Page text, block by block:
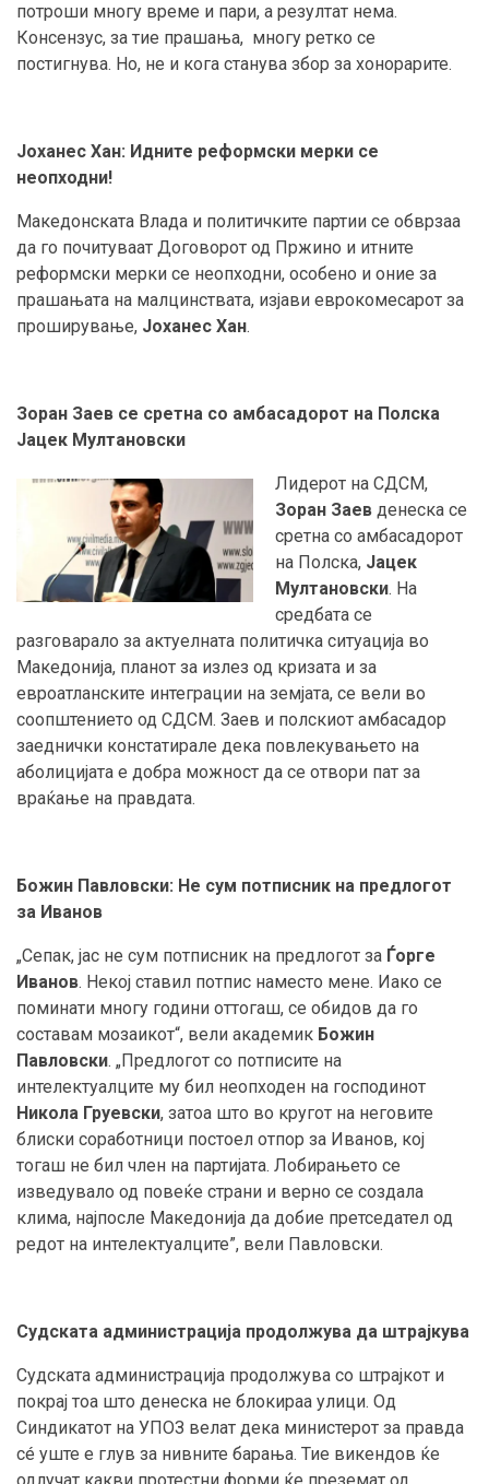
потроши многу време и пари, а резултат нема.
Консензус, за тие прашања, многу ретко се
постигнува. Но, не и кога станува збор за хонорарите.
Јоханес Хан: Идните реформски мерки се
неопходни!
Македонската Влада и политичките партии се обврзаа
да го почитуваат Договорот од Пржино и итните
реформски мерки се неопходни, особено и оние за
прашањата на малцинствата, изјави еврокомесарот за
проширување, Јоханес Хан.
Зоран Заев се сретна со амбасадорот на Полска
Јацек Мултановски
Лидерот на СДСМ,
Зоран Заев денеска се
сретна со амбасадорот
на Полска, Јацек
Мултановски. На
средбата се
разговарало за актуелната политичка ситуација во
Македонија, планот за излез од кризата и за
евроатланските интеграции на земјата, се вели во
соопштението од СДСМ. Заев и полскиот амбасадор
заеднички констатирале дека повлекувањето на
аболицијата е добра можност да се отвори пат за
враќање на правдата.
Божин Павловски: Не сум потписник на предлогот
за Иванов
„Сепак, јас не сум потписник на предлогот за Ѓорге
Иванов. Некој ставил потпис наместо мене. Иако се
поминати многу години оттогаш, се обидов да го
составам мозаикот“, вели академик Божин
Павловски. „Предлогот со потписите на
интелектуалците му бил неопходен на господинот
Никола Груевски, затоа што во кругот на неговите
блиски соработници постоел отпор за Иванов, кој
тогаш не бил член на партијата. Лобирањето се
изведувало од повеќе страни и верно се создала
клима, најпосле Македонија да добие претседател од
редот на интелектуалците”, вели Павловски.
Судската администрација продолжува да штрајкува
Судската администрација продолжува со штрајкот и
покрај тоа што денеска не блокираа улици. Од
Синдикатот на УПОЗ велат дека министерот за правда
сé уште е глув за нивните барања. Тие викендов ќе